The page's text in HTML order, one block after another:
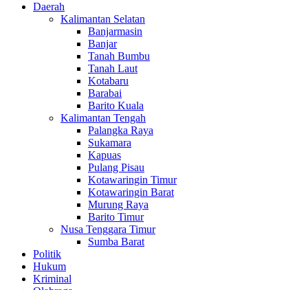
Daerah
Kalimantan Selatan
Banjarmasin
Banjar
Tanah Bumbu
Tanah Laut
Kotabaru
Barabai
Barito Kuala
Kalimantan Tengah
Palangka Raya
Sukamara
Kapuas
Pulang Pisau
Kotawaringin Timur
Kotawaringin Barat
Murung Raya
Barito Timur
Nusa Tenggara Timur
Sumba Barat
Politik
Hukum
Kriminal